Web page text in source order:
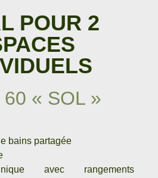
POUR 2
60 « SOL »
bains partagée
avec rangements